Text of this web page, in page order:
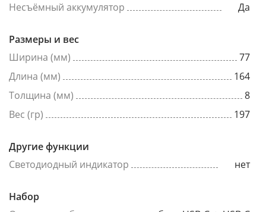
Несъёмный аккумулятор
Да
Размеры и вес
Ширина (мм)
77
Длина (мм)
164
Толщина (мм)
8
Вес (гр)
197
Другие функции
Светодиодный индикатор
нет
Набор